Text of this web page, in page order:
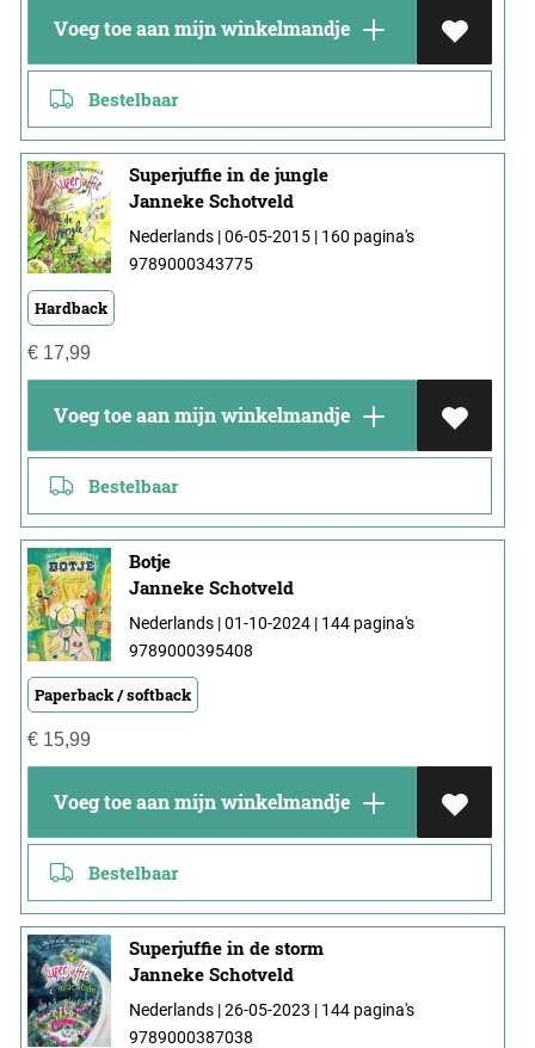
Voeg toe aan mijn winkelmandje
Bestelbaar
Superjuffie in de jungle
Janneke Schotveld
Nederlands | 06-05-2015 | 160 pagina's
9789000343775
Hardback
€17,99
Voeg toe aan mijn winkelmandje
Bestelbaar
Botje
Janneke Schotveld
Nederlands | 01-10-2024 | 144 pagina's
9789000395408
Paperback / softback
€15,99
Voeg toe aan mijn winkelmandje
Bestelbaar
Superjuffie in de storm
Janneke Schotveld
Nederlands | 26-05-2023 | 144 pagina's
9789000387038